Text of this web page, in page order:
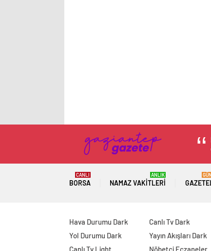
BORSA
CANLI
NAMAZ VAKITLERI
ANLIK
Hava Durumu Dark
Yol Durumu Dark
Canlı Tv Light
Canlı Tv Dark
Yayın Akışları Dark
Nöbetçi Eczaneler